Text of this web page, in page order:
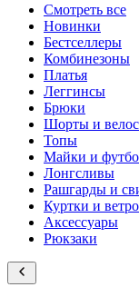
Смотреть все
Новинки
Бестселлеры
Комбинезоны
Платья
Леггинсы
Брюки
Шорты и
Топы
Майки и
Лонгсливы
Рашгарды и
Куртки и
Аксессуары
Рюкзаки